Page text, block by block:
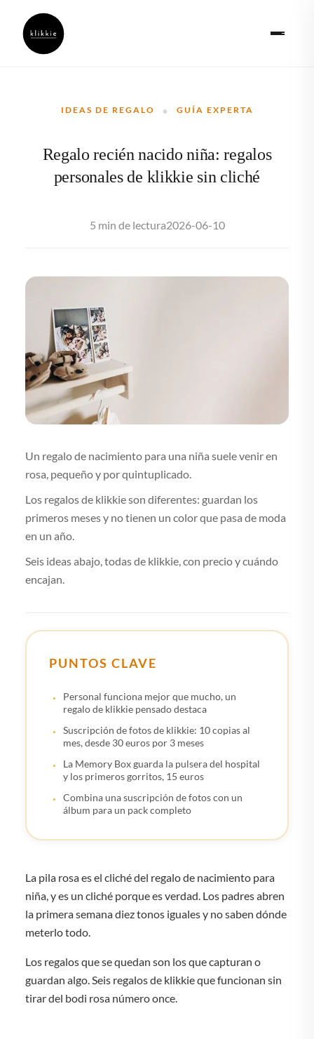
IDEAS DE REGALO · GUÍA EXPERTA
Regalo recién nacido niña: regalos
personales de klikkie sin cliché
5 min de lectura2026-06-10
Un regalo de nacimiento para una niña suele venir en
rosa, pequeño y por quintuplicado.
Los regalos de klikkie son diferentes: guardan los
primeros meses y no tienen un color que pasa de moda
en un año.
Seis ideas abajo, todas de klikkie, con precio y cuándo
encajan.
PUNTOS CLAVE
Personal funciona mejor que mucho, un
regalo de klikkie pensado destaca
Suscripción de fotos de klikkie: 10 copias al
mes, desde 30 euros por 3 meses
La Memory Box guarda la pulsera del hospital
y los primeros gorritos, 15 euros
Combina una suscripción de fotos con un
álbum para un pack completo
La pila rosa es el cliché del regalo de nacimiento para
niña, y es un cliché porque es verdad. Los padres abren
la primera semana diez tonos iguales y no saben dónde
meterlo todo.
Los regalos que se quedan son los que capturan o
guardan algo. Seis regalos de klikkie que funcionan sin
tirar del bodi rosa número once.